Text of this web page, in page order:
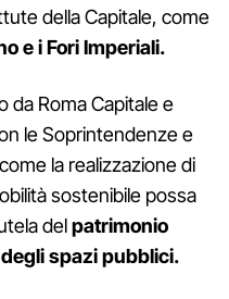
della Capitale, come
e i Fori Imperiali.
da Roma Capitale e
le Soprintendenze e
la realizzazione di
sostenibile possa
delpatrimonio
spazi pubblici.